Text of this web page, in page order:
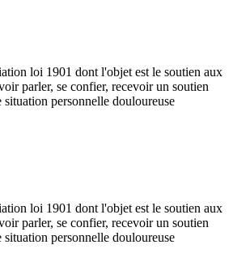
loi 1901 dont l'objet est le soutien aux
parler, se confier, recevoir un soutien
personnelle douloureuse
loi 1901 dont l'objet est le soutien aux
parler, se confier, recevoir un soutien
personnelle douloureuse